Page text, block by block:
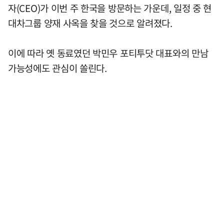
자(CEO)가 이번 주 한국을 방문하는 가운데, 일정 중 현
대차그룹 양재 사옥을 찾을 것으로 알려졌다.
이에 따라 옛 동료였던 박민우 포티투닷 대표와의 만남
가능성에도 관심이 쏠린다.